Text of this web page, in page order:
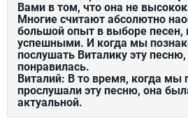
Вами в том, что она не
Многие считают абсолютно
большой опыт в выборе песен,
успешными. И когда мы
послушать Виталику эту
понравилась.
Виталий: В то время, когда мы
прослушали эту песню, она
актуальной.